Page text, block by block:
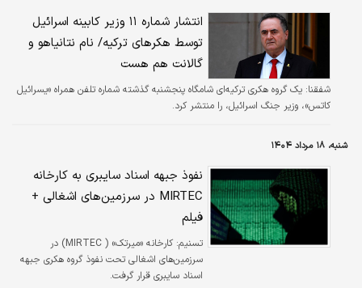
انتشار شماره ۱۱ وزیر کابینه اسرائیل
توسط هکرهای ترکیه/ نام نتانیاهو و
گالانت هم هست
شفقنا: یک گروه هکری ترکیه‌ای شامگاه پنجشنبه گذشته شماره تلفن همراه «یسرائیل
کاتس»، وزیر جنگ اسرائیل، را منتشر کرد.
شنبه، ۱۸ مرداد ۱۴۰۴
نفوذ جبهه اسناد سایبری به کارخانه
MIRTEC در سرزمین‌های اشغالی +
فیلم
تسنیم:
کارخانه «میرتک» ( MIRTEC) در
سرزمین‌های اشغالی تحت نفوذ گروه هکری جبهه
اسناد سایبری قرار گرفت.